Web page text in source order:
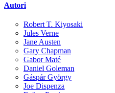
Autori
Robert T. Kiyosaki
Jules Verne
Jane Austen
Gary Chapman
Gabor Maté
Daniel Goleman
Gáspár György
Joe Dispenza